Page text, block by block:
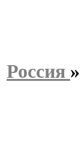
Россия »